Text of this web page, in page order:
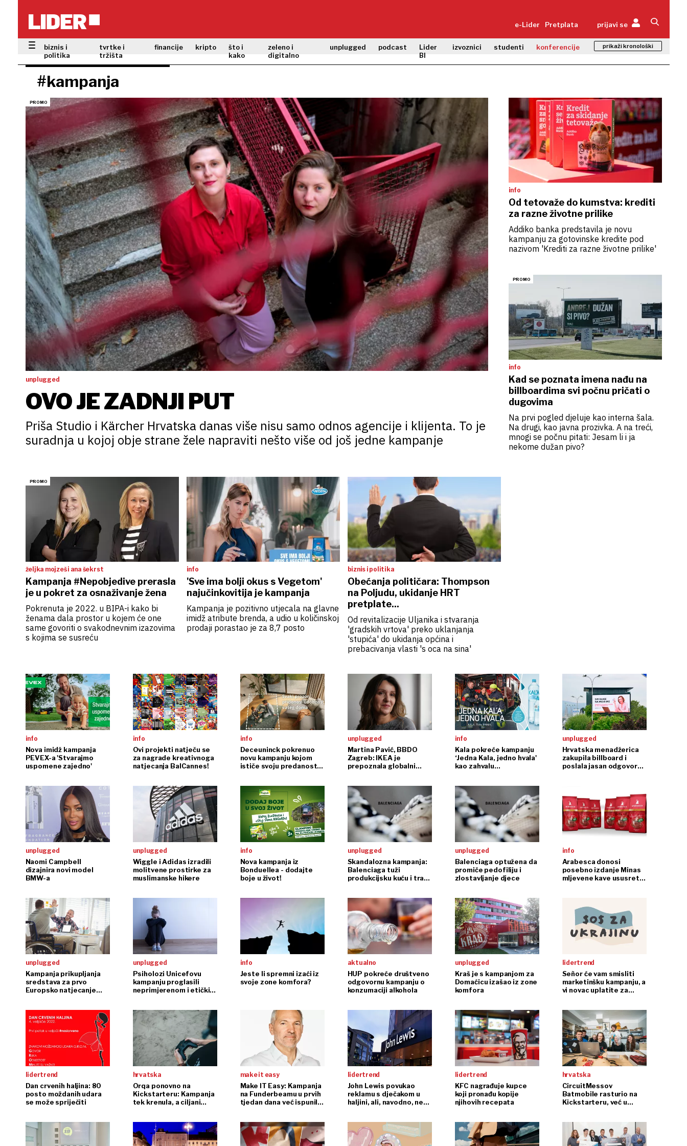
e-Lider Pretplata prijavi se
biznis i
politika
tvrtke i
tržišta
financije kripto
što i
kako
zeleno i
digitalno
unplugged podcast
Lider
BI
izvoznici studenti konferencije prikaži kronološki
#kampanja
unplugged
OVO JE ZADNJI PUT
Priša Studio i Kärcher Hrvatska danas više nisu samo odnos agencije i klijenta. To je
suradnja u kojoj obje strane žele napraviti nešto više od još jedne kampanje
info
Od tetovaže do kumstva: krediti
za razne životne prilike
Addiko banka predstavila je novu
kampanju za gotovinske kredite pod
nazivom 'Krediti za razne životne prilike'
info
Kad se poznata imena nađu na
billboardima svi počnu pričati o
dugovima
Na prvi pogled djeluje kao interna šala.
Na drugi, kao javna prozivka. A na treći,
mnogi se počnu pitati: Jesam li i ja
nekome dužan pivo?
željka mojzeš i ana šekrst
Kampanja #Nepobjedive prerasla
je u pokret za osnaživanje žena
Pokrenuta je 2022. u BIPA-i kako bi
ženama dala prostor u kojem će one
same govoriti o svakodnevnim izazovima
s kojima se susreću
info
'Sve ima bolji okus s Vegetom'
najučinkovitija je kampanja
Kampanja je pozitivno utjecala na glavne
imidž atribute brenda, a udio u količinskoj
prodaji porastao je za 8,7 posto
biznis i politika
Obećanja političara: Thompson
na Poljudu, ukidanje HRT
pretplate...
Od revitalizacije Uljanika i stvaranja
'gradskih vrtova' preko uklanjanja
'stupića' do ukidanja općina i
prebacivanja vlasti 's oca na sina'
info
Nova imidž kampanja
PEVEX-a 'Stvarajmo
uspomene zajedno'
info
Ovi projekti natječu se
za nagrade kreativnoga
natjecanja BalCannes!
info
Deceuninck pokrenuo
novu kampanju kojom
ističe svoju predanost
unplugged
Martina Pavić, BBDO
Zagreb: IKEA je
prepoznala globalni
info
Kala pokreće kampanju
‘Jedna Kala, jedno hvala'
kao zahvalu
unplugged
Hrvatska menadžerica
zakupila billboard i
poslala jasan odgovor
unplugged
Naomi Campbell
dizajnira novi model
BMW-a
unplugged
Wiggle i Adidas izradili
molitvene prostirke za
muslimanske hikere
info
Nova kampanja iz
Bonduellea - dodajte
boje u život!
unplugged
Skandalozna kampanja:
Balenciaga tuži
produkcijsku kuću i traži
unplugged
Balenciaga optužena da
promiče pedofiliju i
zlostavljanje djece
info
Arabesca donosi
posebno izdanje Minas
mljevene kave ususret
unplugged
Kampanja prikupljanja
sredstava za prvo
Europsko natjecanje
unplugged
Psiholozi Unicefovu
kampanju proglasili
neprimjerenom i etički
info
Jeste li spremni izaći iz
svoje zone komfora?
aktualno
HUP pokreće društveno
odgovornu kampanju o
konzumaciji alkohola
unplugged
Kraš je s kampanjom za
Domaćicu izašao iz zone
komfora
lidertrend
Señor će vam smisliti
marketinšku kampanju, a
vi novac uplatite za
lidertrend
Dan crvenih haljina: 80
posto moždanih udara
se može spriječiti
hrvatska
Orqa ponovno na
Kickstarteru: Kampanja
tek krenula, a ciljani
make it easy
Make IT Easy: Kampanja
na Funderbeamu u prvih
tjedan dana već ispunila
lidertrend
John Lewis povukao
reklamu s dječakom u
haljini, ali, navodno, ne
lidertrend
KFC nagrađuje kupce
koji pronađu kopije
njihovih recepata
hrvatska
CircuitMessov
Batmobile rasturio na
Kickstarteru, već u
Albert Gajšak: Nisam
ovo očekivao!